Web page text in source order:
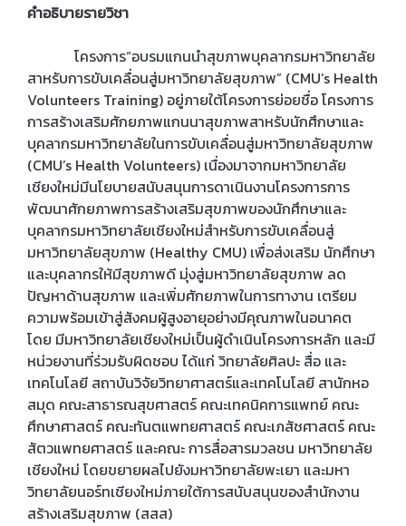
คำอธิบายรายวิชา
โครงการ“อบรมแกนนำสุขภาพบุคลากรมหาวิทยาลัย
สาหรับการขับเคลื่อนสู่มหาวิทยาลัยสุขภาพ” (CMU’s Health
Volunteers Training) อยู่ภายใต้โครงการย่อยชื่อ โครงการ
การสร้างเสริมศักยภาพแกนนาสุขภาพสาหรับนักศึกษาและ
บุคลากรมหาวิทยาลัยในการขับเคลื่อนสู่มหาวิทยาลัยสุขภาพ
(CMU’s Health Volunteers) เนื่องมาจากมหาวิทยาลัย
เชียงใหม่มีนโยบายสนับสนุนการดาเนินงานโครงการการ
พัฒนาศักยภาพการสร้างเสริมสุขภาพของนักศึกษาและ
บุคลากรมหาวิทยาลัยเชียงใหม่สำหรับการขับเคลื่อนสู่
มหาวิทยาลัยสุขภาพ (Healthy CMU) เพื่อส่งเสริม นักศึกษา
และบุคลากรให้มีสุขภาพดี มุ่งสู่มหาวิทยาลัยสุขภาพ ลด
ปัญหาด้านสุขภาพ และเพิ่มศักยภาพในการทางาน เตรียม
ความพร้อมเข้าสู่สังคมผู้สูงอายุอย่างมีคุณภาพในอนาคต
โดย มีมหาวิทยาลัยเชียงใหม่เป็นผู้ดำเนินโครงการหลัก และมี
หน่วยงานที่ร่วมรับผิดชอบ ได้แก่ วิทยาลัยศิลปะ สื่อ และ
เทคโนโลยี สถาบันวิจัยวิทยาศาสตร์และเทคโนโลยี สานักหอ
สมุด คณะสาธารณสุขศาสตร์ คณะเทคนิคการแพทย์ คณะ
ศึกษาศาสตร์ คณะทันตแพทยศาสตร์ คณะเภสัชศาสตร์ คณะ
สัตวแพทยศาสตร์ และคณะ การสื่อสารมวลชน มหาวิทยาลัย
เชียงใหม่ โดยขยายผลไปยังมหาวิทยาลัยพะเยา และมหา
วิทยาลัยนอร์ทเชียงใหม่ภายใต้การสนับสนุนของสำนักงาน
สร้างเสริมสุขภาพ (สสส)